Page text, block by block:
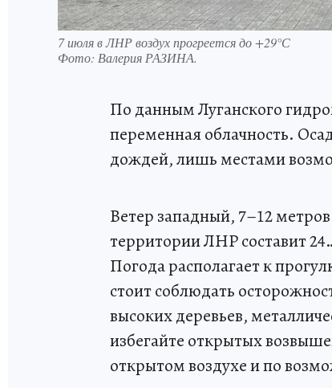
7 июля в ЛНР воздух прогреется до +29°С
Фото: Валерия РАЗИНА.
По данным Луганского
переменная облачность.
дождей, лишь местами
Ветер западный, 7–12
территории ЛНР составит
Погода располагает к
стоит соблюдать
высоких деревьев,
избегайте открытых
открытом воздухе и по